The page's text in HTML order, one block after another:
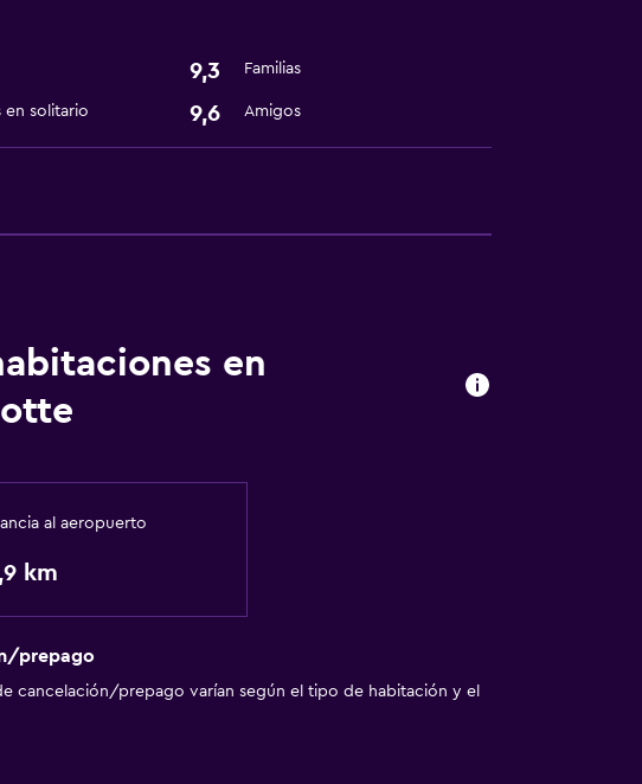
9,3 Familias
en solitario 9,6 Amigos
en
al aeropuerto
km
prepago
cancelación/prepago varían según el tipo de habitación y el